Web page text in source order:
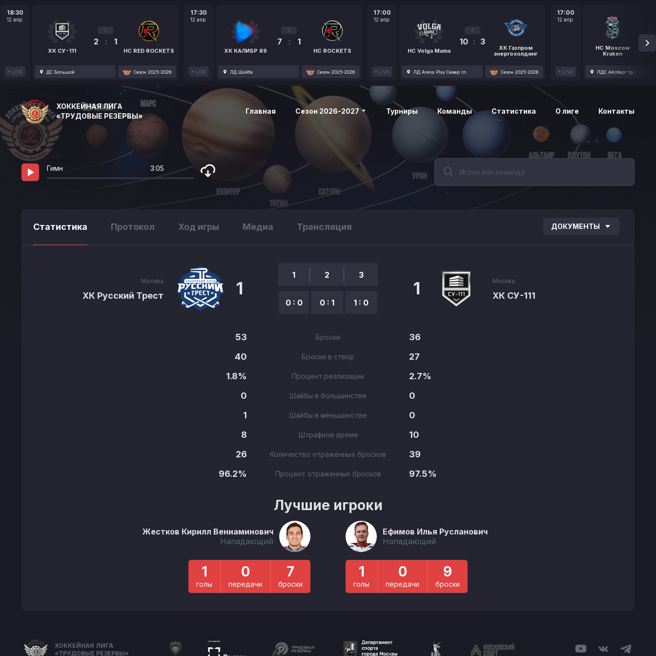
18:30
12 апр.
LIVE
ХК СУ-111
3
2 : 1
HC RED ROCKETS
ДС Большой Сезон 2025-2026
17:30
12 апр.
LIVE
ХК КАЛИБР 89
3
7 : 1
HC ROCKETS
ЛД Шайба Сезон 2025-2026
17:00
12 апр.
LIVE
HC Volga Mama
3
10 : 3
ХК Газпром
энергохолдинг
ЛД Arena Play Север гл. Сезон 2025-2026
17:00
12 апр.
LIVE
HC Moscow
Kraken
1
ЛДС Айсберг тр.
ХОККЕЙНАЯ ЛИГА
«ТРУДОВЫЕ РЕЗЕРВЫ»
Главная Сезон 2026-2027 Турниры Команды Статистика О лиге Контакты
Гимн 3:05
Статистика Протокол Ход игры Медиа Трансляция ДОКУМЕНТЫ
Москва
ХК Русский Трест 1
1
0 : 0
2
0 : 1
3
1 : 0
Москва
ХК СУ-111
1
53 Броски
36
40
Броски в створ
27
1.8%
Процент реализации
2.7%
0
Шайбы в большинстве
0
1
Шайбы в меньшинстве
0
8
Штрафное время
10
26
Количество отраженных бросков
39
96.2%
Процент отраженных бросков 97.5%
Лучшие игроки
Жестков Кирилл Вениаминович
Нападающий
1
голы
0
передачи
7
броски
Ефимов Илья Русланович
Нападающий
1
голы
0
передачи
9
броски
ХОККЕЙНАЯ ЛИГА
«ТРУДОВЫЕ РЕЗЕРВЫ»